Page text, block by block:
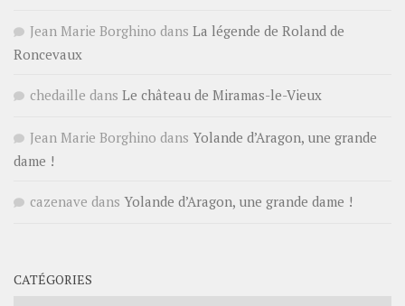
Jean Marie Borghino dans La légende de Roland de
Roncevaux
chedaille dans Le château de Miramas-le-Vieux
Jean Marie Borghino dans Yolande d’Aragon, une grande
dame !
cazenave dans Yolande d’Aragon, une grande dame !
CATÉGORIES